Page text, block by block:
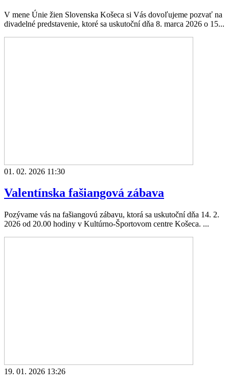
V mene Únie žien Slovenska Košeca si Vás dovoľujeme pozvať na
divadelné predstavenie, ktoré sa uskutoční dňa 8. marca 2026 o 15...
01. 02. 2026 11:30
Valentínska fašiangová zábava
Pozývame vás na fašiangovú zábavu, ktorá sa uskutoční dňa 14. 2.
2026 od 20.00 hodiny v Kultúrno-Športovom centre Košeca. ...
19. 01. 2026 13:26